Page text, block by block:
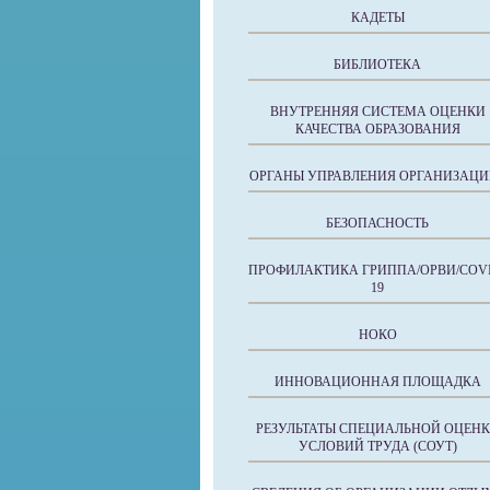
КАДЕТЫ
БИБЛИОТЕКА
ВНУТРЕННЯЯ СИСТЕМА ОЦЕНКИ
КАЧЕСТВА ОБРАЗОВАНИЯ
ОРГАНЫ УПРАВЛЕНИЯ
БЕЗОПАСНОСТЬ
ПРОФИЛАКТИКА ГРИППА/ОРВИ/
19
НОКО
ИННОВАЦИОННАЯ ПЛОЩАДКА
РЕЗУЛЬТАТЫ СПЕЦИАЛЬНОЙ
УСЛОВИЙ ТРУДА (СОУТ)